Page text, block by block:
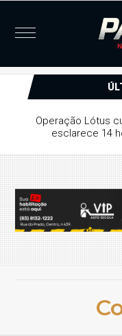
Operação Lótus
esclarece 14